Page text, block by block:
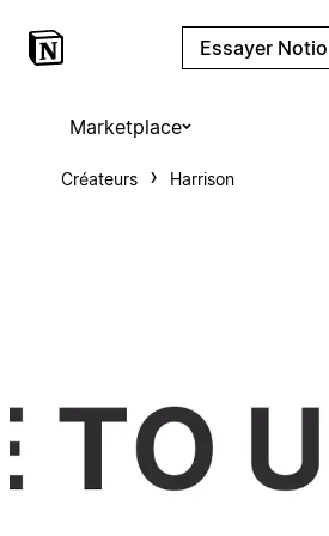
Essayer
Marketplace
Créateurs Harrison